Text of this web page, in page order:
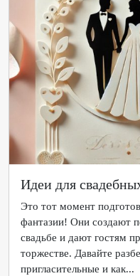
Идеи для
Это тот момент
фантазии! Они создают
свадьбе и дают гостям
торжестве. Давайте
пригласительные и как...